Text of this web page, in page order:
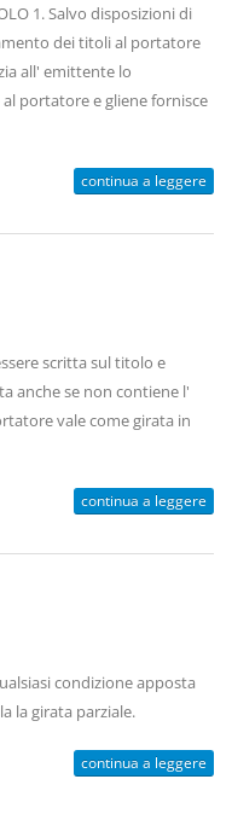
1. Salvo disposizioni di
dei titoli al portatore
all' emittente lo
portatore e gliene fornisce
continua a leggere
scritta sul titolo e
anche se non contiene l'
vale come girata in
continua a leggere
condizione apposta
la girata parziale.
continua a leggere